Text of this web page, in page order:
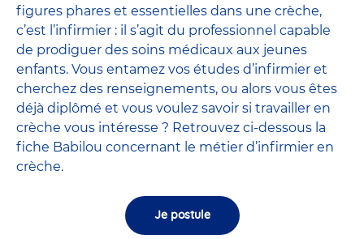
figures phares et essentielles dans une crèche,
c’est l’infirmier : il s’agit du professionnel capable
de prodiguer des soins médicaux aux jeunes
enfants. Vous entamez vos études d’infirmier et
cherchez des renseignements, ou alors vous êtes
déjà diplômé et vous voulez savoir si travailler en
crèche vous intéresse ? Retrouvez ci-dessous la
fiche Babilou concernant le métier d’infirmier en
crèche.
Je postule